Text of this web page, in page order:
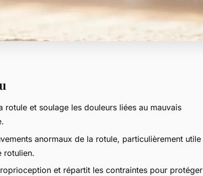
rotule et soulage les douleurs liées au mauvais
anormaux de la rotule, particulièrement utile
rotulien.
et répartit les contraintes pour protéger